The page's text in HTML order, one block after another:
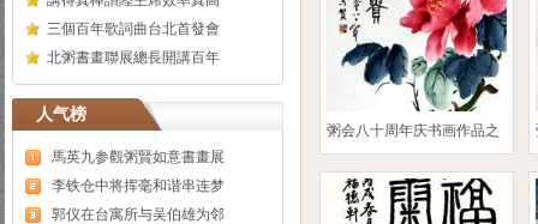
三個百年歌詞曲台北首發會
北粥書畫聯展總長開講百年
人气榜
馬英九参觀粥賢如意書畫展
李铁仓中将挥毫和谐串连梦
郭仪在台寓所与吴伯雄为邻
粥会八十周年庆书画作品之